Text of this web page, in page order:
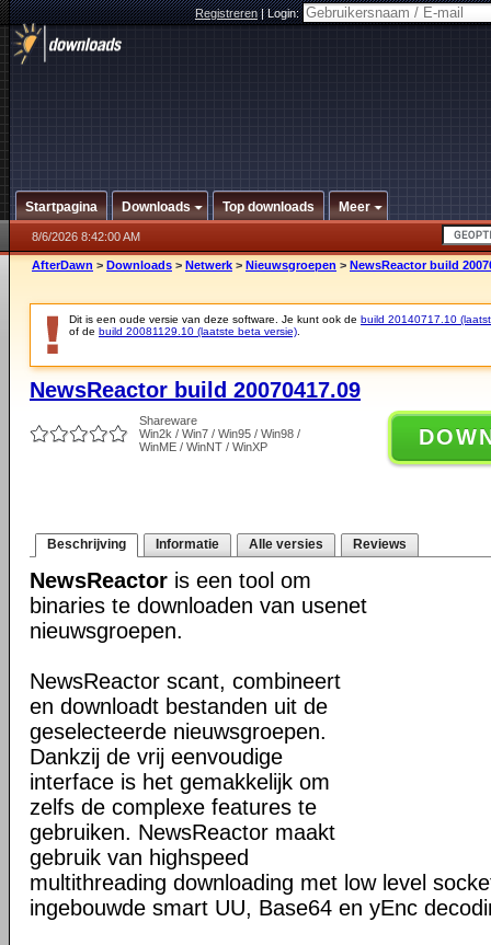
Registreren|Login:
Startpagina Downloads Top downloads Meer
8/6/2026 8:42:00 AM
AfterDawn > Downloads > Netwerk > Nieuwsgroepen > NewsReactor build
Dit is een oude versie van deze software. Je kunt ook de build 20140717.10
of de build 20081129.10 (laatste beta versie)
NewsReactor build 20070417.09
Shareware
Win2k / Win7 / Win95 / Win98 /
WinME / WinNT / WinXP
Beschrijving Informatie Alle versies Reviews
NewsReactor is een tool om
binaries te downloaden van usenet
nieuwsgroepen.
NewsReactor scant, combineert
en downloadt bestanden uit de
geselecteerde nieuwsgroepen.
Dankzij de vrij eenvoudige
interface is het gemakkelijk om
zelfs de complexe features te
gebruiken. NewsReactor maakt
gebruik van highspeed
multithreading downloading met low level
ingebouwde smart UU, Base64 en yEnc